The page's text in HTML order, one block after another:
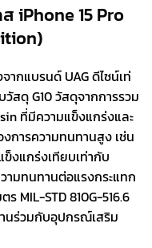
iPhone 15 Pro
ากแบรนด์ UAG ดีไซน์เท่
สดุ G10 วัสดุจากการรวม
ที่มีความแข็งแกร่งและ
การความทนทานสูง เช่น
งแกร่งเทียบเท่ากับ
ามทนทานต่อแรงกระแทก
MIL-STD 810G-516.6
านร่วมกับอุปกรณ์เสริม